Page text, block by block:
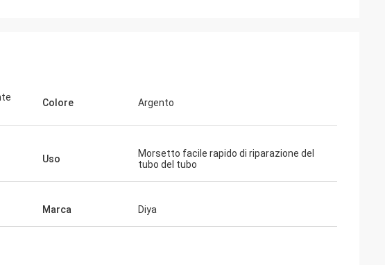
Colore Argento
Uso
Morsetto facile rapido di riparazione del
tubo del tubo
Marca Diya